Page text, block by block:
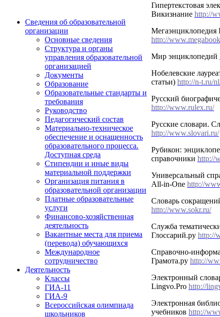
Сведения об образовательной
организации
Основные сведения
Структура и органы
управления образовательной
организацией
Документы
Образование
Образовательные стандарты и
требования
Руководство
Педагогический состав
Материально-техническое
обеспечение и оснащенность
образовательного процесса.
Доступная среда
Стипендии и иные виды
материальной поддержки
Организация питания в
образовательной организации
Платные образовательные
услуги
Финансово-хозяйственная
деятельность
Вакантные места для приема
(перевода) обучающихся
Международное
сотрудничество
Деятельность
Классы
ГИА-11
ГИА-9
Всероссийская олимпиада
школьников
Гипертекстовая
Викизнание http://
http://
Мир энциклопедий
Нобелевские
статьи) http://n-t.ru/
Русский
http://www.rulex.ru/
Русские словари.
http://www.slovari.ru/
Рубикон:
справочники http://
Универсальный
All-in-One http://
Словарь
http://www.sokr.ru/
Служба
Глоссарий.ру http://
Справочно-
Грамота.ру http://
Электронный
Lingvo.Pro http://
Электронная
учебников http://